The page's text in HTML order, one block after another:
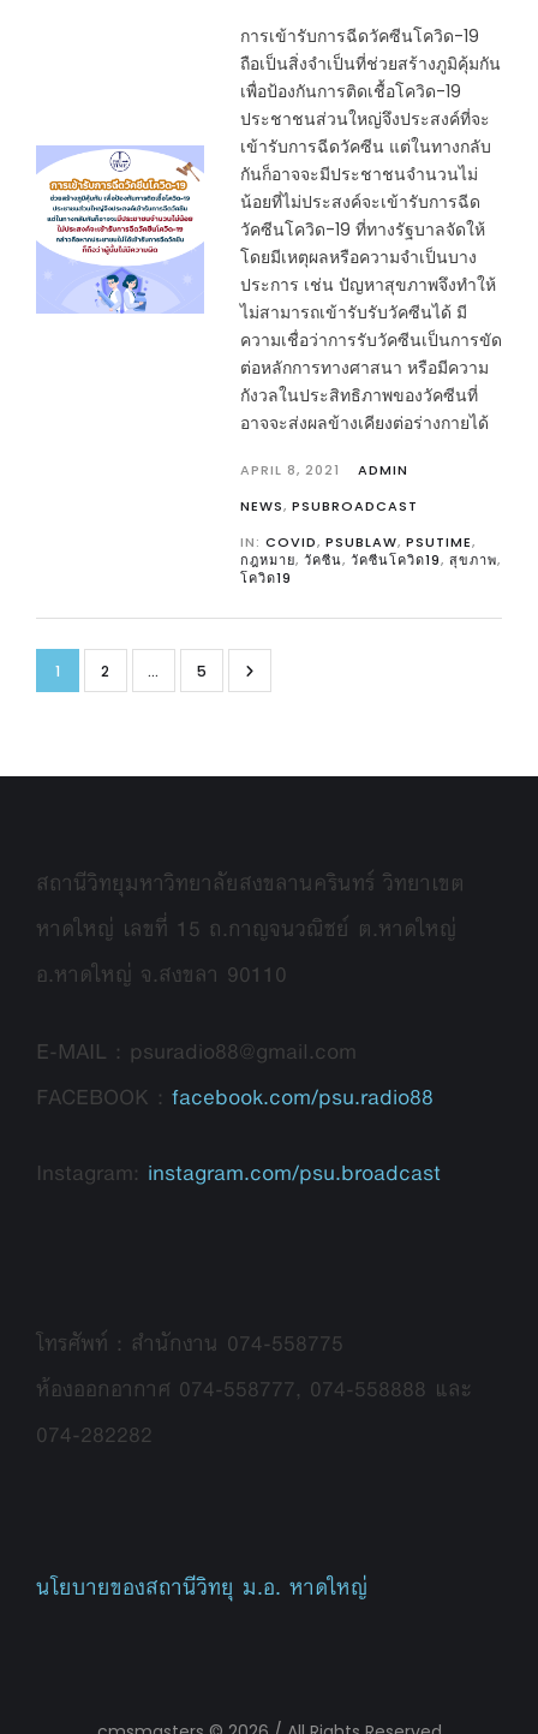
การเข้ารับการฉีดวัคซีนโควิด-19
ถือเป็นสิ่งจำเป็นที่ช่วยสร้างภูมิคุ้มกัน
เพื่อป้องกันการติดเชื้อโควิด-19
ประชาชนส่วนใหญ่จึงประสงค์ที่จะ
เข้ารับการฉีดวัคซีน แต่ในทางกลับ
กันก็อาจจะมีประชาชนจำนวนไม่
น้อยที่ไม่ประสงค์จะเข้ารับการฉีด
วัคซีนโควิด-19 ที่ทางรัฐบาลจัดให้
โดยมีเหตุผลหรือความจำเป็นบาง
ประการ เช่น ปัญหาสุขภาพจึงทำให้
ไม่สามารถเข้ารับรับวัคซีนได้ มี
ความเชื่อว่าการรับวัคซีนเป็นการขัด
ต่อหลักการทางศาสนา หรือมีความ
กังวลในประสิทธิภาพของวัคซีนที่
อาจจะส่งผลข้างเคียงต่อร่างกายได้
APRIL 8, 2021
ADMIN
NEWS, PSUBROADCAST
IN: COVID, PSUBLAW, PSUTIME,
กฎหมาย, วัคซีน, วัคซีนโควิด19, สุขภาพ,
โควิด19
1 2 … 5
สถานีวิทยุมหาวิทยาลัยสงขลานครินทร์ วิทยาเขต
หาดใหญ่ เลขที่ 15 ถ.กาญจนวณิชย์ ต.หาดใหญ่
อ.หาดใหญ่ จ.สงขลา 90110
E-MAIL : psuradio88@gmail.com
FACEBOOK : facebook.com/psu.radio88
Instagram: instagram.com/psu.broadcast
โทรศัพท์ : สำนักงาน 074-558775
ห้องออกอากาศ 074-558777, 074-558888 และ
074-282282
นโยบายของสถานีวิทยุ ม.อ. หาดใหญ่